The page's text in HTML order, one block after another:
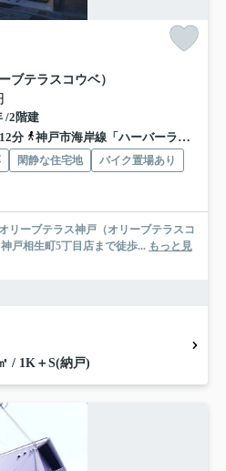
ブテラスコウベ）
/2階建
分
神戸市海岸線「ハーバーランド」駅 徒歩9分
閑静な住宅地
バイク置場あり
リーブテラス神戸（オリーブテラスコ
戸相生町5丁目店まで徒歩... もっと見
/ 1K＋S(納戸)